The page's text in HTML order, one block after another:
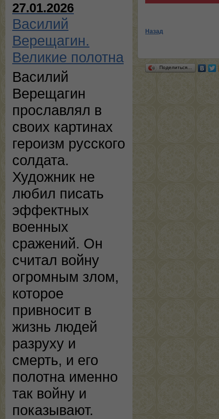
27.01.2026
Василий
Верещагин.
Великие полотна
Василий
Верещагин
прославлял в
своих картинах
героизм русского
солдата.
Художник не
любил писать
эффектных
военных
сражений. Он
считал войну
огромным злом,
которое
привносит в
жизнь людей
разруху и
смерть, и его
полотна именно
так войну и
показывают.
Назад
Поделиться…